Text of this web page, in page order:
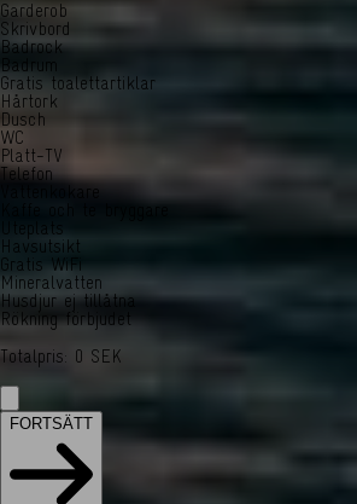
Garderob
Skrivbord
Badrock
Badrum
Gratis toalettartiklar
Hårtork
Dusch
WC
Platt-TV
Telefon
Vattenkokare
Kaffe och te bryggare
Uteplats
Havsutsikt
Gratis WiFi
Mineralvatten
Husdjur ej tillåtna
Rökning förbjudet
Totalpris: 0 SEK
FORTSÄTT